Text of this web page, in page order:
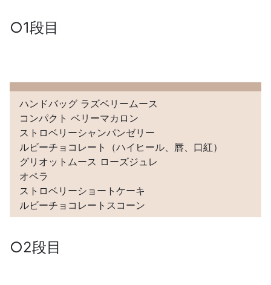
○1段目
ハンドバッグ ラズベリームース
コンパクト ベリーマカロン
ストロベリーシャンパンゼリー
ルビーチョコレート（ハイヒール、唇、口紅）
グリオットムース ローズジュレ
オペラ
ストロベリーショートケーキ
ルビーチョコレートスコーン
○2段目